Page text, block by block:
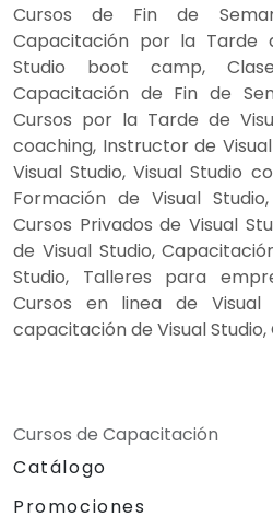
Cursos de Fin de
Capacitación por la Tarde
Studio boot camp,
Capacitación de Fin de
Cursos por la Tarde de
coaching, Instructor de
Visual Studio, Visual Studio
Formación de Visual
Cursos Privados de Visual
de Visual Studio,
Studio, Talleres para
Cursos en linea de Visual
capacitación de Visual Studio,
Cursos de Capacitación
Catálogo
Promociones